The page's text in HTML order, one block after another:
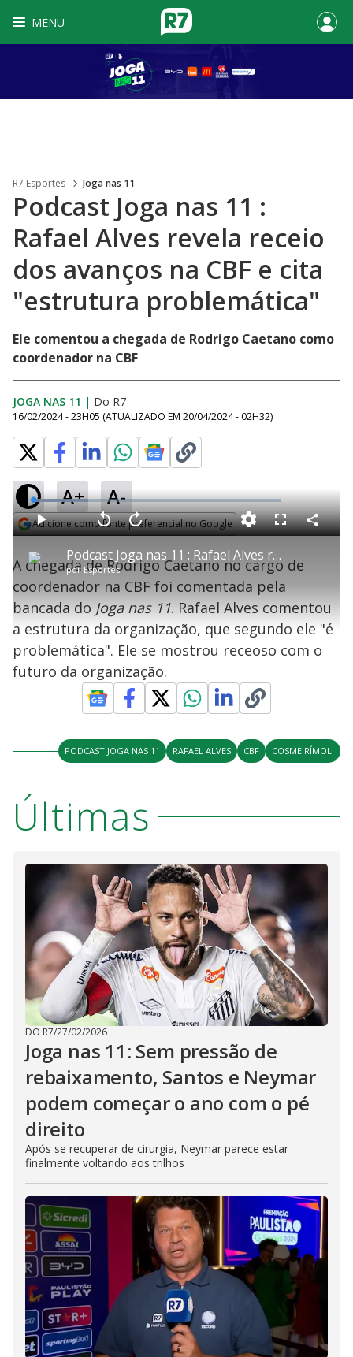
MENU
R7 Esportes Joga nas 11
Podcast Joga nas 11 :
Rafael Alves revela receio
dos avanços na CBF e cita
"estrutura problemática"
Ele comentou a chegada de Rodrigo Caetano como
coordenador na CBF
JOGA NAS 11 | Do R7
16/02/2024 - 23H05 (ATUALIZADO EM 20/04/2024 - 02H32)
A+ A-
Adicione como fonte preferencial no Google
P
l
a
y
V
e
o
Podcast Joga nas 11 : Rafael Alves revela receio dos avanços na CBF e cita "estrutura problemática"
por Esportes
P V
t
r
0
e
g
u
n
d
o
s
A
n
ç
a
r
1
s
e
u
n
o
s
o
L
o
a
d
e
2
.
3
1
F
s
c
e
n
C
o
a
A chegada de Rodrigo Caetano no cargo de
coordenador na CBF foi comentada pela
bancada doJoga nas 11. Rafael Alves comentou
a estrutura da organização, que segundo ele "é
problemática". Ele se mostrou receoso com o
futuro da organização.
PODCAST JOGA NAS 11 RAFAEL ALVES CBF COSME RÍMOLI
Últimas
DO R7/27/02/2026
Joga nas 11: Sem pressão de
rebaixamento, Santos e Neymar
podem começar o ano com o pé
direito
Após se recuperar de cirurgia, Neymar parece estar
finalmente voltando aos trilhos